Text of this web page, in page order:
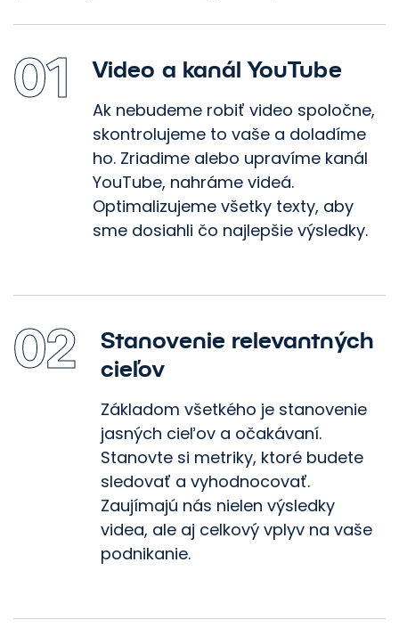
01 Video a kanál YouTube
Ak nebudeme robiť video spoločne,
skontrolujeme to vaše a doladíme
ho. Zriadime alebo upravíme kanál
YouTube, nahráme videá.
Optimalizujeme všetky texty, aby
sme dosiahli čo najlepšie výsledky.
02
Stanovenie relevantných
cieľov
Základom všetkého je stanovenie
jasných cieľov a očakávaní.
Stanovte si metriky, ktoré budete
sledovať a vyhodnocovať.
Zaujímajú nás nielen výsledky
videa, ale aj celkový vplyv na vaše
podnikanie.